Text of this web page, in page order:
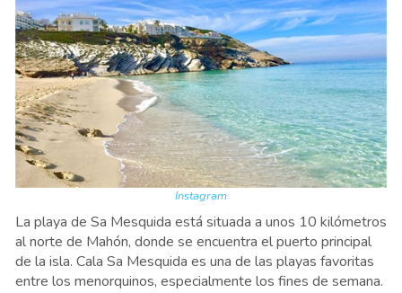
Instagram
La playa de Sa Mesquida está situada a unos 10 kilómetros
al norte de Mahón, donde se encuentra el puerto principal
de la isla. Cala Sa Mesquida es una de las playas favoritas
entre los menorquinos, especialmente los fines de semana.